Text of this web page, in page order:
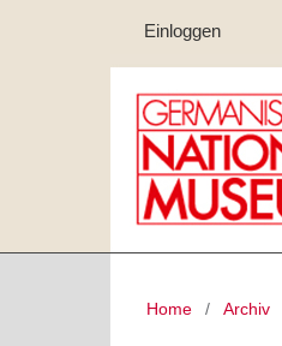
Einloggen
Home / Archiv